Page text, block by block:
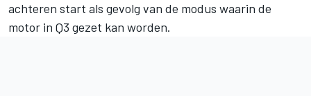
achteren start als gevolg van de modus waarin de
motor in Q3 gezet kan worden.